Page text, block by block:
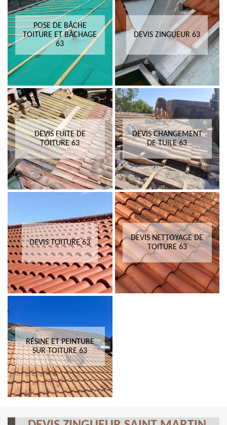
POSE DE BÂCHE
TOITURE ET BÂCHAGE
63
DEVIS ZINGUEUR 63
DEVIS FUITE DE
TOITURE 63
DEVIS CHANGEMENT
DE TUILE 63
DEVIS TOITURE 63
DEVIS NETTOYAGE DE
TOITURE 63
RÉSINE ET PEINTURE
SUR TOITURE 63